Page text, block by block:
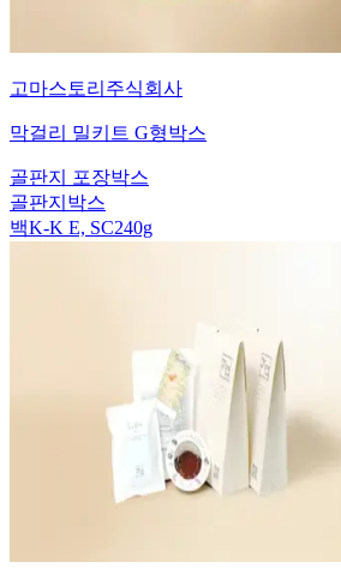
고마스토리주식회사
막걸리 밀키트 G형박스
골판지 포장박스
골판지박스
백K-K E, SC240g